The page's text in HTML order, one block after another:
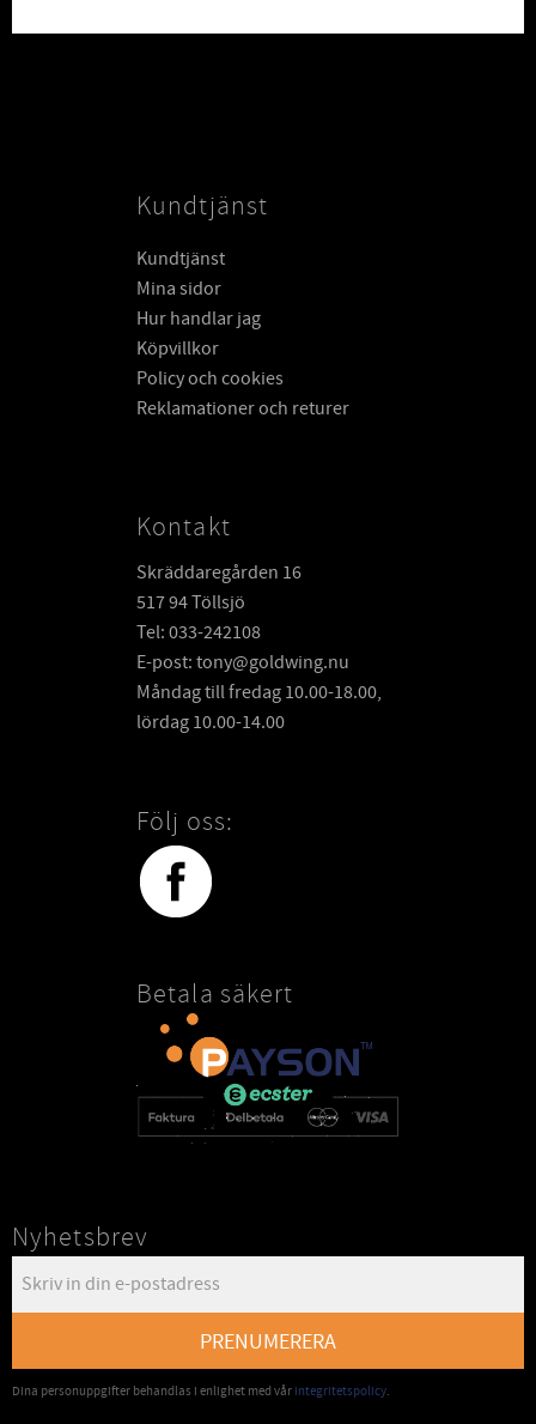
Kundtjänst
Kundtjänst
Mina sidor
Hur handlar jag
Köpvillkor
Policy och cookies
Reklamationer och returer
Kontakt
Skräddaregården 16
517 94 Töllsjö
Tel: 033-242108
E-post: tony@goldwing.nu
Måndag till fredag 10.00-18.00,
lördag 10.00-14.00
Följ oss:
Betala säkert
Nyhetsbrev
PRENUMERERA
Dina personuppgifter behandlas i enlighet med vår integritetspolicy.